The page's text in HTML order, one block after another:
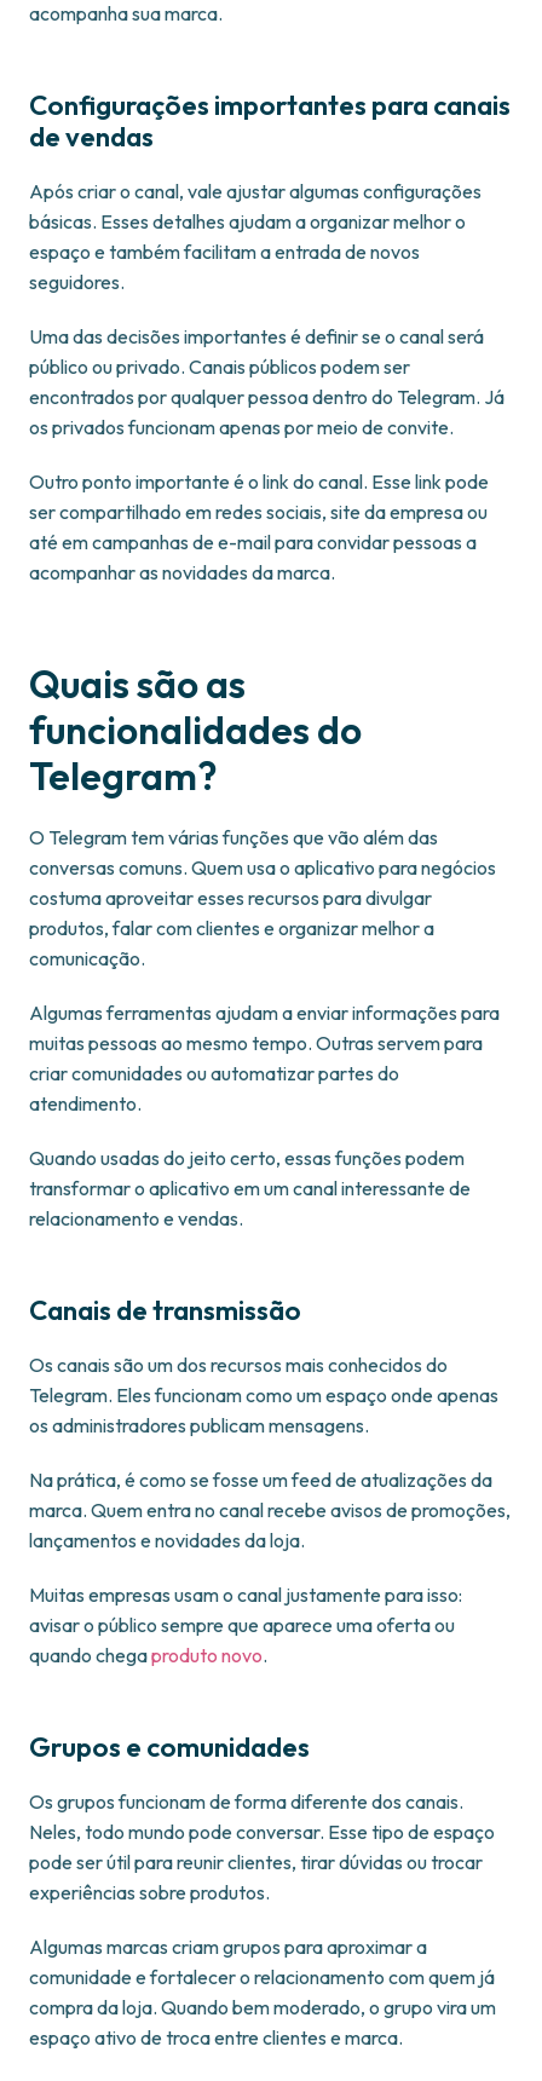
acompanha sua marca.
Configurações importantes para canais
de vendas
Após criar o canal, vale ajustar algumas configurações
básicas. Esses detalhes ajudam a organizar melhor o
espaço e também facilitam a entrada de novos
seguidores.
Uma das decisões importantes é definir se o canal será
público ou privado. Canais públicos podem ser
encontrados por qualquer pessoa dentro do Telegram. Já
os privados funcionam apenas por meio de convite.
Outro ponto importante é o link do canal. Esse link pode
ser compartilhado em redes sociais, site da empresa ou
até em campanhas de e-mail para convidar pessoas a
acompanhar as novidades da marca.
Quais são as
funcionalidades do
Telegram?
O Telegram tem várias funções que vão além das
conversas comuns. Quem usa o aplicativo para negócios
costuma aproveitar esses recursos para divulgar
produtos, falar com clientes e organizar melhor a
comunicação.
Algumas ferramentas ajudam a enviar informações para
muitas pessoas ao mesmo tempo. Outras servem para
criar comunidades ou automatizar partes do
atendimento.
Quando usadas do jeito certo, essas funções podem
transformar o aplicativo em um canal interessante de
relacionamento e vendas.
Canais de transmissão
Os canais são um dos recursos mais conhecidos do
Telegram. Eles funcionam como um espaço onde apenas
os administradores publicam mensagens.
Na prática, é como se fosse um feed de atualizações da
marca. Quem entra no canal recebe avisos de promoções,
lançamentos e novidades da loja.
Muitas empresas usam o canal justamente para isso:
avisar o público sempre que aparece uma oferta ou
quando chegaproduto novo.
Grupos e comunidades
Os grupos funcionam de forma diferente dos canais.
Neles, todo mundo pode conversar. Esse tipo de espaço
pode ser útil para reunir clientes, tirar dúvidas ou trocar
experiências sobre produtos.
Algumas marcas criam grupos para aproximar a
comunidade e fortalecer o relacionamento com quem já
compra da loja. Quando bem moderado, o grupo vira um
espaço ativo de troca entre clientes e marca.